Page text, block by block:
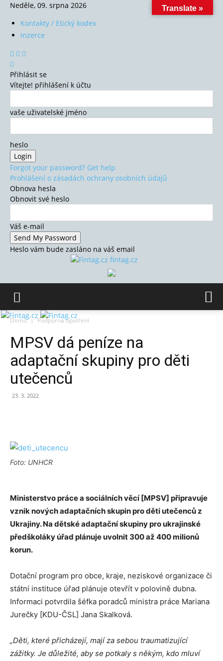
Neděle, 09. srpna 2026
Kontakty / Etický kodex
Inzerce
Přihlásit se
Vítejte! přihlášení k účtu
vaše uživatelské jméno
heslo
Forgot your password? Get help
Prohlášení o zásadách ochrany osobních údajů
Obnova hesla
Obnovit své heslo
Váš e-mail
Heslo vám bude zasláno na váš email
fintag.cz
Domů Podpůrná opatření
MPSV dá peníze na
adaptační skupiny pro děti
utečenců
23. 3. 2022
Foto: UNHCR
Ministerstvo práce a sociálních věcí [MPSV] připravuje
vznik nových adaptačních skupin pro děti utečenců z
Ukrajiny. Na dětské adaptační skupiny pro ukrajinské
předškoláky úřad plánuje uvolnit 300 až 400 milionů
korun.
Dotační program pro obce, kraje, neziskové organizace či
státní instituce úřad plánuje otevřít v polovině dubna.
Informaci potvrdila šéfka poradců ministra práce Mariana
Jurečky [KDU-ČSL] Jana Skalková.
„Děti, které přicházejí, mají za sebou traumatizující
zážitky. Je důležité, aby se potkaly s někým, kdo mluví
Translate »